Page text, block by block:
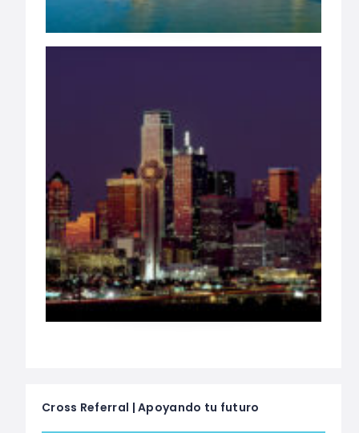
Cross Referral | Apoyando tu futuro